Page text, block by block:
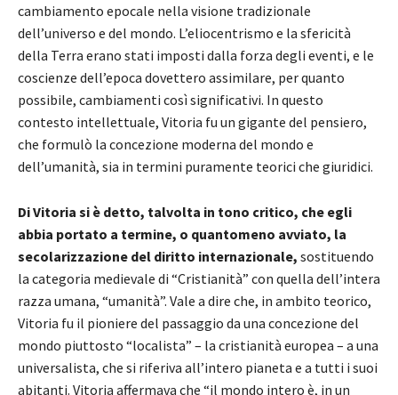
cambiamento epocale nella visione tradizionale
dell’universo e del mondo. L’eliocentrismo e la sfericità
della Terra erano stati imposti dalla forza degli eventi, e le
coscienze dell’epoca dovettero assimilare, per quanto
possibile, cambiamenti così significativi. In questo
contesto intellettuale, Vitoria fu un gigante del pensiero,
che formulò la concezione moderna del mondo e
dell’umanità, sia in termini puramente teorici che giuridici.
Di Vitoria si è detto, talvolta in tono critico, che egli
abbia portato a termine, o quantomeno avviato, la
secolarizzazione del diritto internazionale, sostituendo
la categoria medievale di “Cristianità” con quella dell’intera
razza umana, “umanità”. Vale a dire che, in ambito teorico,
Vitoria fu il pioniere del passaggio da una concezione del
mondo piuttosto “localista” – la cristianità europea – a una
universalista, che si riferiva all’intero pianeta e a tutti i suoi
abitanti. Vitoria affermava che “il mondo intero è, in un